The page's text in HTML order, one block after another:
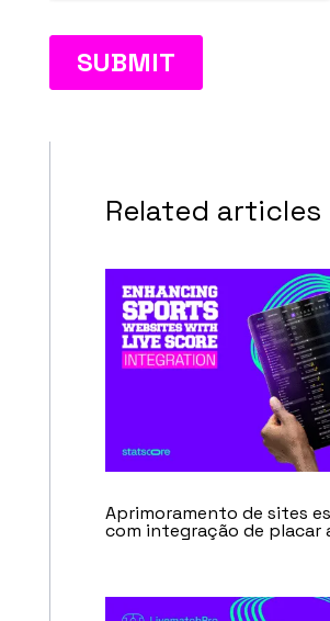
Related articles
Aprimoramento de sites
com integração de placar